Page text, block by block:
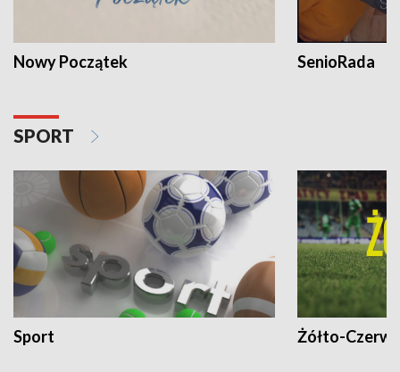
Nowy Początek SenioRada
SPORT
Sport Żółto-